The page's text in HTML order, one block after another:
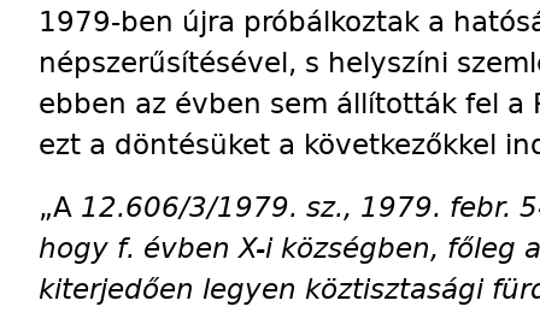
1979-ben újra próbálkoztak a
népszerűsítésével, s helyszíni
ebben az évben sem állították fel a
ezt a döntésüket a következőkkel
„A 12.606/3/1979. sz., 1979. febr.
hogy f. évben X-i községben, főleg
kiterjedően legyen köztisztasági